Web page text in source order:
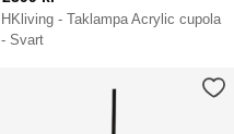
HKliving - Taklampa Acrylic cupola
- Svart